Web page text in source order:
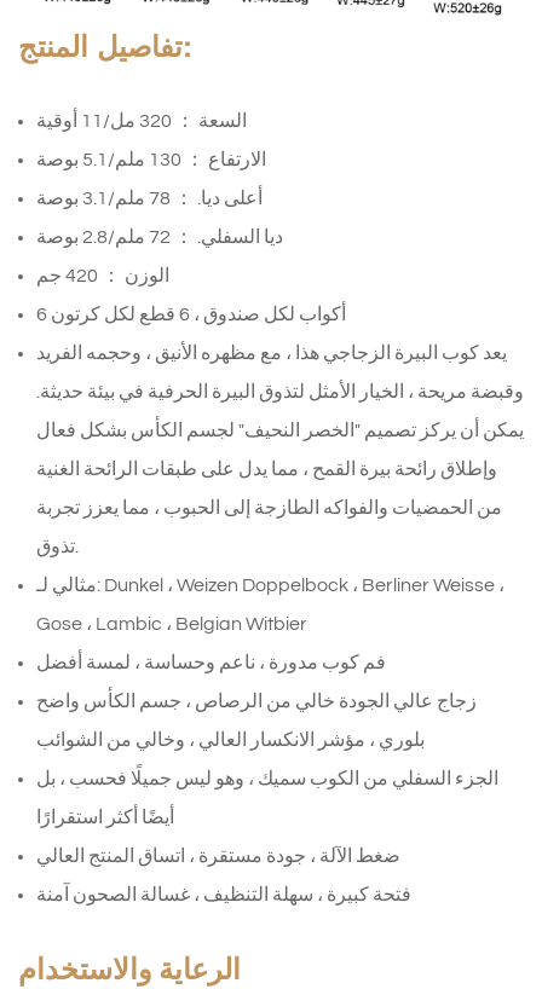
تفاصيل المنتج:
السعة ： 320 مل/11 أوقية
الارتفاع ： 130 ملم/5.1 بوصة
أعلى ديا. ： 78 ملم/3.1 بوصة
ديا السفلي. ： 72 ملم/2.8 بوصة
الوزن ： 420 جم
6 أكواب لكل صندوق ، 6 قطع لكل كرتون
يعد كوب البيرة الزجاجي هذا ، مع مظهره الأنيق ، وحجمه الفريد
وقبضة مريحة ، الخيار الأمثل لتذوق البيرة الحرفية في بيئة حديثة.
يمكن أن يركز تصميم "الخصر النحيف" لجسم الكأس بشكل فعال
وإطلاق رائحة بيرة القمح ، مما يدل على طبقات الرائحة الغنية
من الحمضيات والفواكه الطازجة إلى الحبوب ، مما يعزز تجربة
مثالي لـ: Dunkel ، Weizen Doppelbock ، Berliner Weisse ،
Gose ، Lambic ، Belgian Witbier
فم كوب مدورة ، ناعم وحساسة ، لمسة أفضل
زجاج عالي الجودة خالي من الرصاص ، جسم الكأس واضح
بلوري ، مؤشر الانكسار العالي ، وخالي من الشوائب
الجزء السفلي من الكوب سميك ، وهو ليس جميلًا فحسب ، بل
أيضًا أكثر استقرارًا
ضغط الآلة ، جودة مستقرة ، اتساق المنتج العالي
فتحة كبيرة ، سهلة التنظيف ، غسالة الصحون آمنة
الرعاية والاستخدام